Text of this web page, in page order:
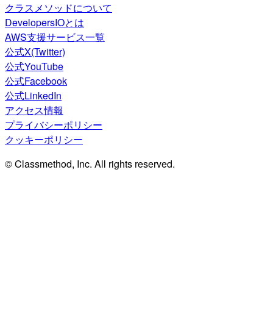
クラスメソッドについて
DevelopersIOとは
AWS支援サービス一覧
公式X(Twitter)
公式YouTube
公式Facebook
公式LinkedIn
アクセス情報
プライバシーポリシー
クッキーポリシー
© Classmethod, Inc. All rights reserved.